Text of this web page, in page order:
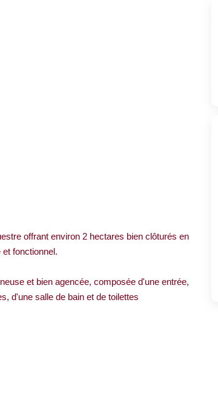
offrant environ 2 hectares bien clôturés en
fonctionnel.
et bien agencée, composée d'une entrée,
d'une salle de bain et de toilettes